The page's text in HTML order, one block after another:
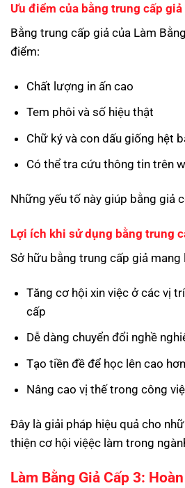
Ưu điểm của bằng trung cấp giả
Bằng trung cấp giả của Làm
điểm:
Chất lượng in ấn cao
Tem phôi và số hiệu thật
Chữ ký và con dấu giống hệt
Có thể tra cứu thông tin trên
Những yếu tố này giúp bằng giả
Lợi ích khi sử dụng bằng trung
Sở hữu bằng trung cấp giả mang
Tăng cơ hội xin việc ở các vị
cấp
Dễ dàng chuyển đổi nghề
Tạo tiền đề để học lên cao hơn
Nâng cao vị thế trong công
Đây là giải pháp hiệu quả cho
thiện cơ hội việệc làm trong
Làm Bằng Giả Cấp 3: